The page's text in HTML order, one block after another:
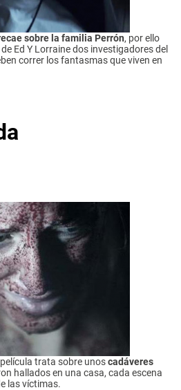
sobre la familia Perrón, por ello
Ed Y Lorraine dos investigadores del
correr los fantasmas que viven en
trata sobre unoscadáveres
hallados en una casa, cada escena
las víctimas.